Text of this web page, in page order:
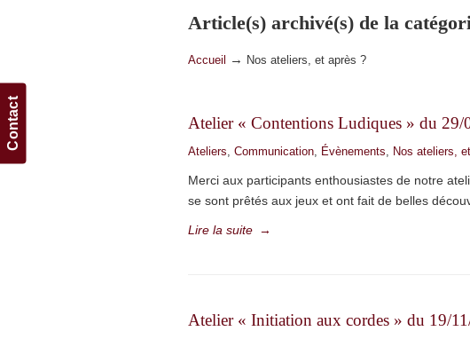
Contact
Article(s) archivé(s) de la
Accueil → Nos ateliers, et après ?
Atelier « Contentions Ludiques » du 29/
Ateliers, Communication, Évènements, Nos ateliers,
Merci aux participants enthousiastes de notre
se sont prêtés aux jeux et ont fait de belles
Lire la suite →
Atelier « Initiation aux cordes » du 19/